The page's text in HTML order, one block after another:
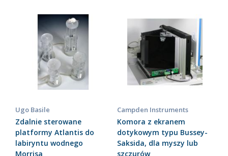
Ugo Basile
Zdalnie sterowane
platformy Atlantis do
labiryntu wodnego
Morrisa
Campden Instruments
Komora z ekranem
dotykowym typu Bussey-
Saksida, dla myszy lub
szczurów